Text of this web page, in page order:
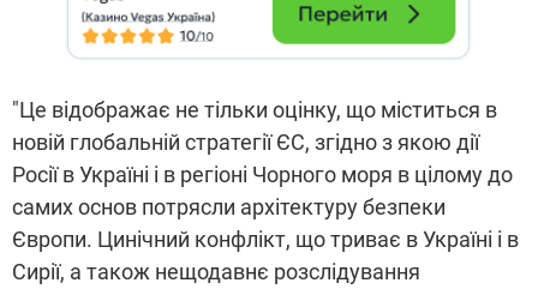
"Це відображає не тільки оцінку, що міститься в
новій глобальній стратегії ЄС, згідно з якою дії
Росії в Україні і в регіоні Чорного моря в цілому до
самих основ потрясли архітектуру безпеки
Європи. Цинічний конфлікт, що триває в Україні і в
Сирії, а також нещодавнє розслідування